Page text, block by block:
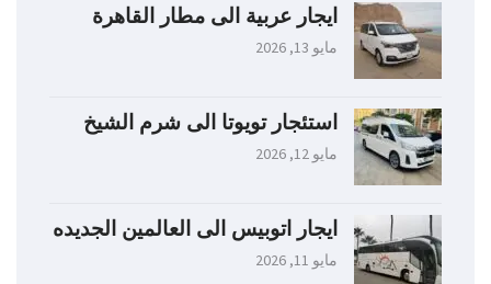
ايجار عربية الى مطار القاهرة
مايو 13, 2026
استئجار تويوتا الى شرم الشيخ
مايو 12, 2026
ايجار اتوبيس الى العالمين الجديده
مايو 11, 2026